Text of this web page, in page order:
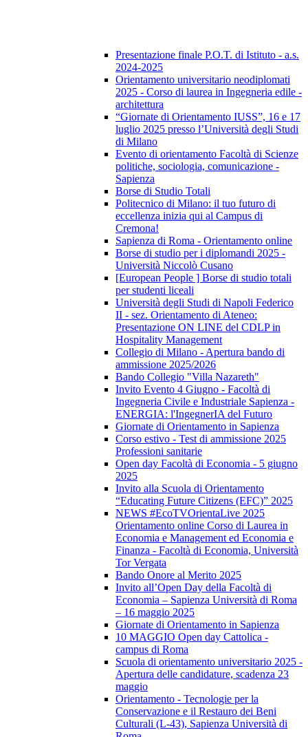
Presentazione finale P.O.T. di Istituto - a.s.
2024-2025
Orientamento universitario neodiplomati
2025 - Corso di laurea in Ingegneria edile -
architettura
“Giornate di Orientamento IUSS”, 16 e 17
luglio 2025 presso l’Università degli Studi
di Milano
Evento di orientamento Facoltà di Scienze
politiche, sociologia, comunicazione -
Sapienza
Borse di Studio Totali
Politecnico di Milano: il tuo futuro di
eccellenza inizia qui al Campus di
Cremona!
Sapienza di Roma - Orientamento online
Borse di studio per i diplomandi 2025 -
Università Niccolò Cusano
[European People ] Borse di studio totali
per studenti liceali
Università degli Studi di Napoli Federico
II - sez. Orientamento di Ateneo:
Presentazione ON LINE del CDLP in
Hospitality Management
Collegio di Milano - Apertura bando di
ammissione 2025/2026
Bando Collegio "Villa Nazareth"
Invito Evento 4 Giugno - Facoltà di
Ingegneria Civile e Industriale Sapienza -
ENERGIA: l'IngegnerIA del Futuro
Giornate di Orientamento in Sapienza
Corso estivo - Test di ammissione 2025
Professioni sanitarie
Open day Facoltà di Economia - 5 giugno
2025
Invito alla Scuola di Orientamento
“Educating Future Citizens (EFC)” 2025
NEWS #EcoTVOrientaLive 2025
Orientamento online Corso di Laurea in
Economia e Management ed Economia e
Finanza - Facoltà di Economia, Università
Tor Vergata
Bando Onore al Merito 2025
Invito all’Open Day della Facoltà di
Economia – Sapienza Università di Roma
– 16 maggio 2025
Giornate di Orientamento in Sapienza
10 MAGGIO Open day Cattolica -
campus di Roma
Scuola di orientamento universitario 2025 -
Apertura delle candidature, scadenza 23
maggio
Orientamento - Tecnologie per la
Conservazione e il Restauro dei Beni
Culturali (L-43), Sapienza Università di